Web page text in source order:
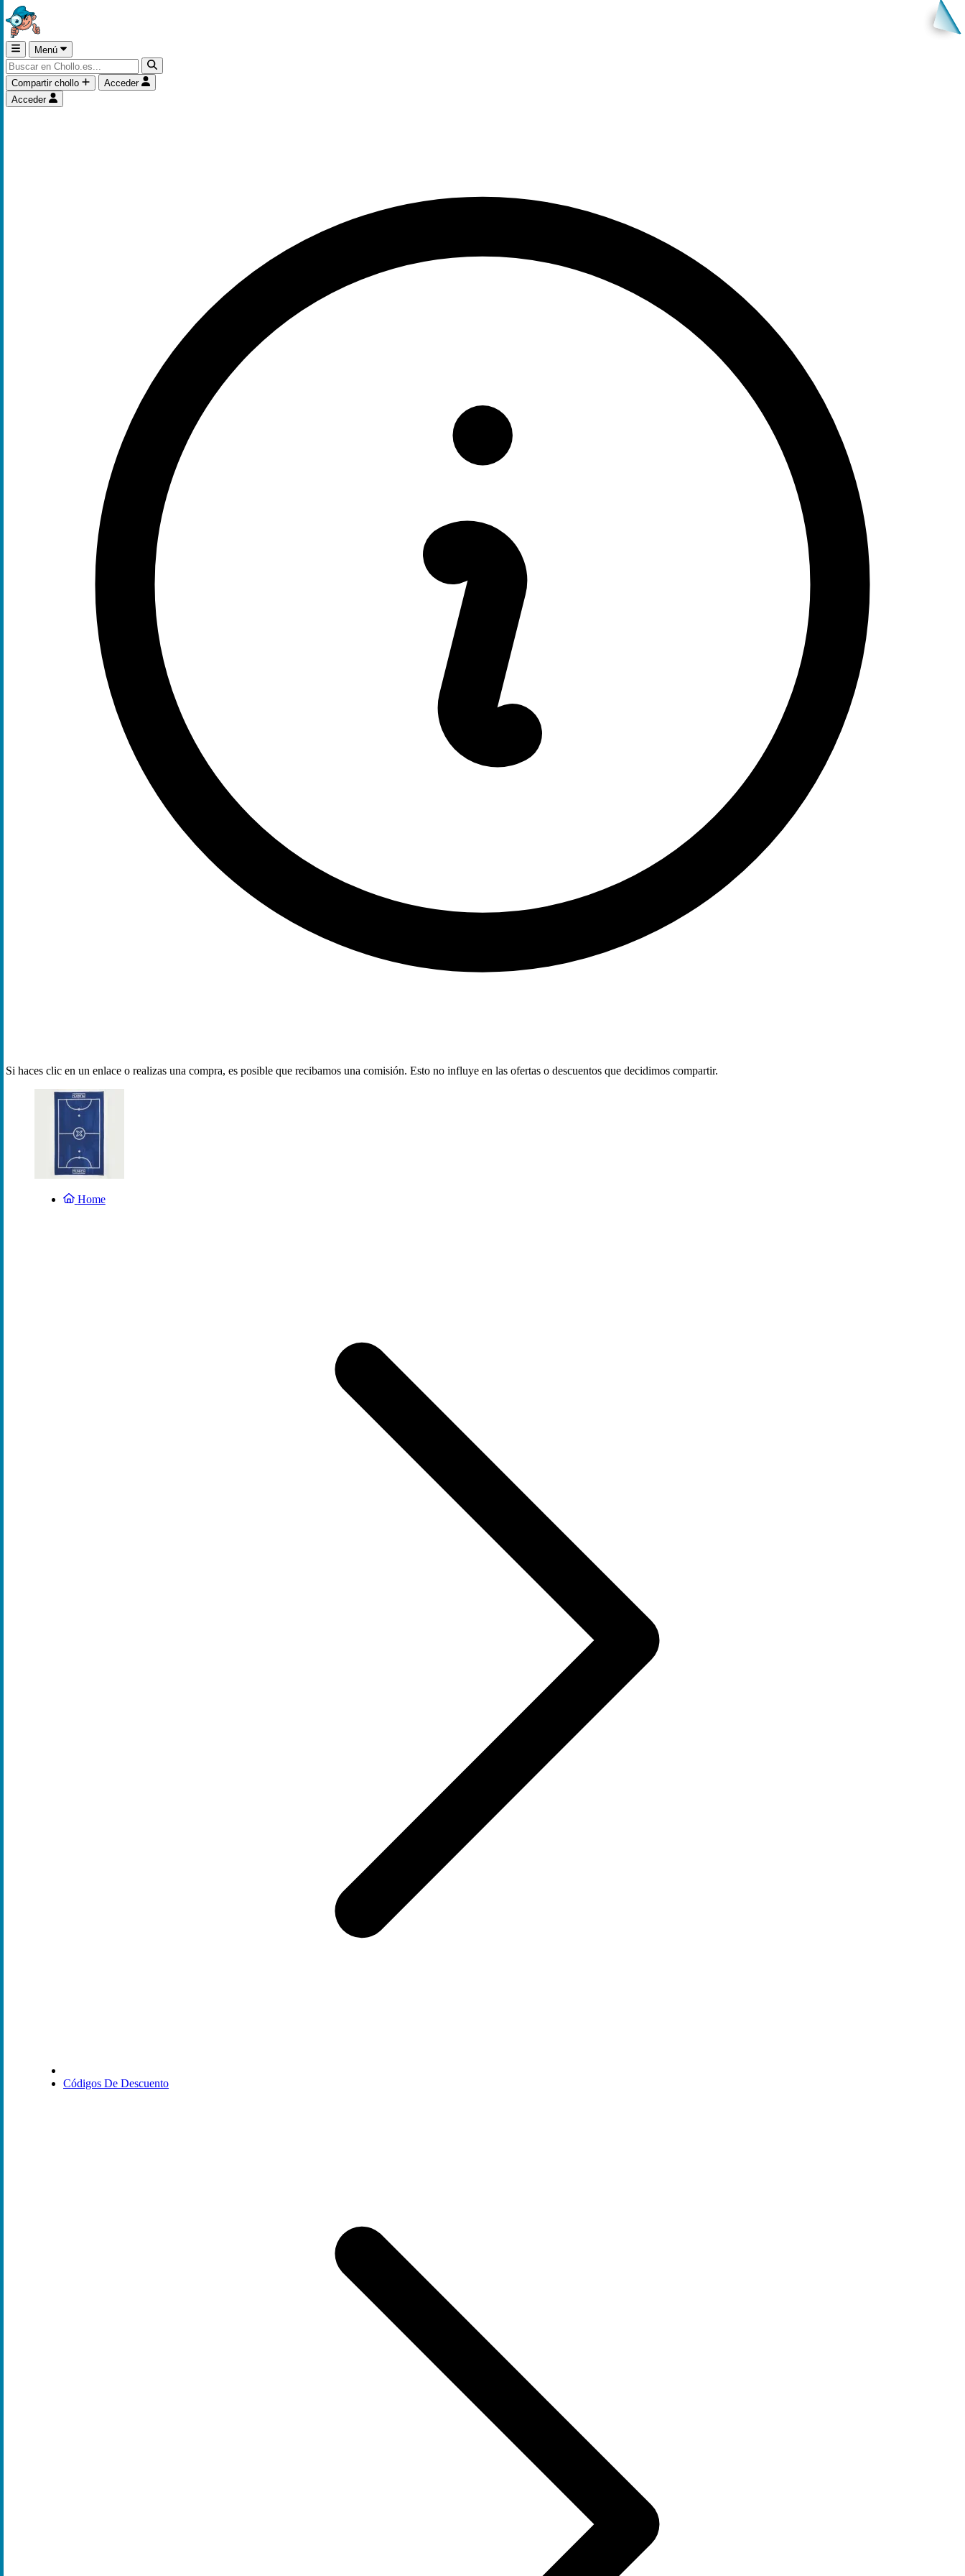
Menú
Compartir chollo
Acceder
Acceder
Si haces clic en un enlace o realizas una compra, es posible que recibamos una comisión. Esto no influye en las ofertas o descuentos que decidimos compartir.
Home
Códigos De Descuento